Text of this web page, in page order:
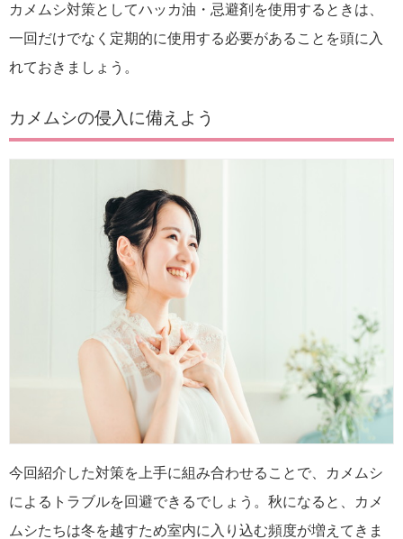
カメムシ対策としてハッカ油・忌避剤を使用するときは、
一回だけでなく定期的に使用する必要があることを頭に入
れておきましょう。
カメムシの侵入に備えよう
今回紹介した対策を上手に組み合わせることで、カメムシ
によるトラブルを回避できるでしょう。秋になると、カメ
ムシたちは冬を越すため室内に入り込む頻度が増えてきま